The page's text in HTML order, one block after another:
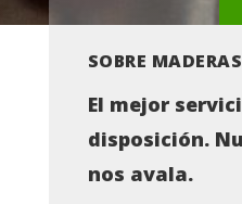
SOBRE
El mejor
disposición.
nos avala.